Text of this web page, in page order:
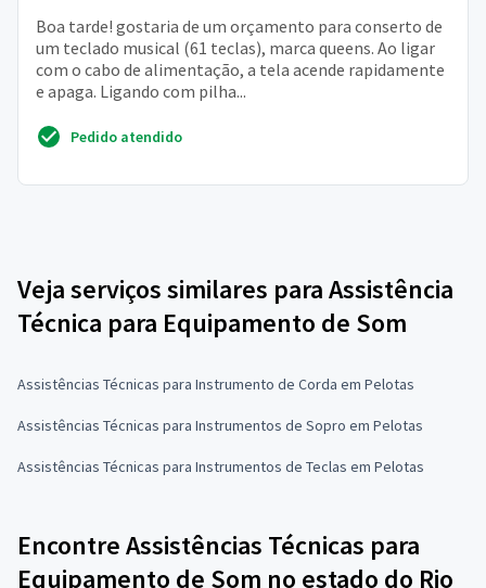
Boa tarde! gostaria de um orçamento para conserto de
um teclado musical (61 teclas), marca queens. Ao ligar
com o cabo de alimentação, a tela acende rapidamente
e apaga. Ligando com pilha...
Pedido atendido
Veja serviços similares para Assistência
Técnica para Equipamento de Som
Assistências Técnicas para Instrumento de Corda em Pelotas
Assistências Técnicas para Instrumentos de Sopro em Pelotas
Assistências Técnicas para Instrumentos de Teclas em Pelotas
Encontre Assistências Técnicas para
Equipamento de Som no estado do Rio